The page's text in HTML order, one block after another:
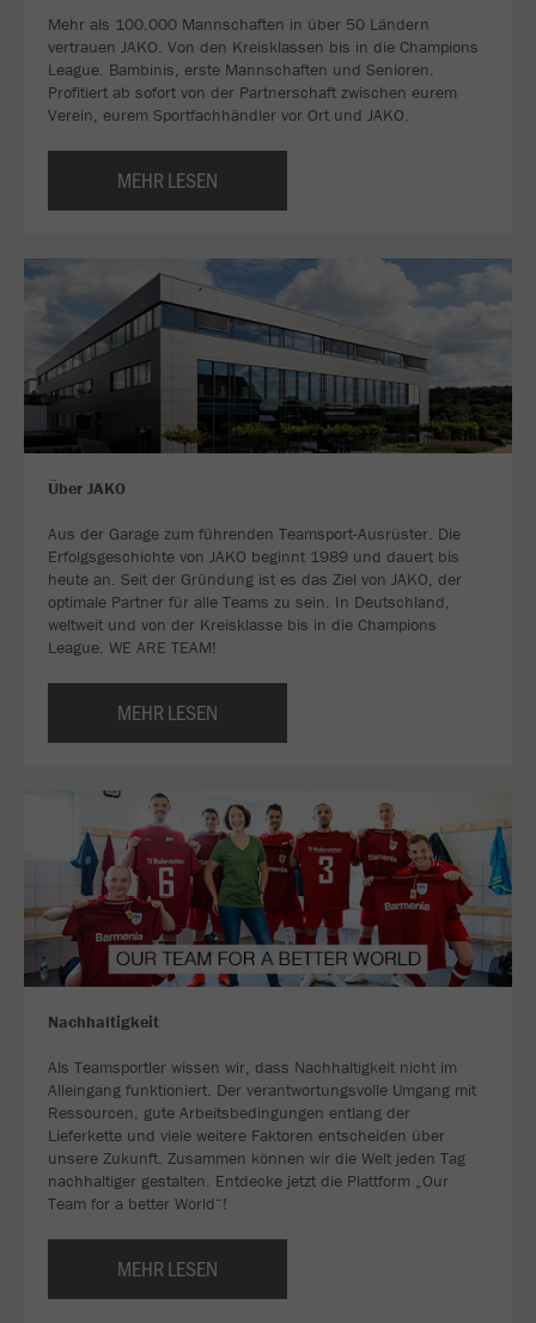
Mehr als 100.000 Mannschaften in über 50 Ländern
vertrauen JAKO. Von den Kreisklassen bis in die Champions
League. Bambinis, erste Mannschaften und Senioren.
Profitiert ab sofort von der Partnerschaft zwischen eurem
Verein, eurem Sportfachhändler vor Ort und JAKO.
MEHR LESEN
Über JAKO
Aus der Garage zum führenden Teamsport-Ausrüster. Die
Erfolgsgeschichte von JAKO beginnt 1989 und dauert bis
heute an. Seit der Gründung ist es das Ziel von JAKO, der
optimale Partner für alle Teams zu sein. In Deutschland,
weltweit und von der Kreisklasse bis in die Champions
League. WE ARE TEAM!
MEHR LESEN
Nachhaltigkeit
Als Teamsportler wissen wir, dass Nachhaltigkeit nicht im
Alleingang funktioniert. Der verantwortungsvolle Umgang mit
Ressourcen, gute Arbeitsbedingungen entlang der
Lieferkette und viele weitere Faktoren entscheiden über
unsere Zukunft. Zusammen können wir die Welt jeden Tag
nachhaltiger gestalten. Entdecke jetzt die Plattform „Our
Team for a better World“!
MEHR LESEN